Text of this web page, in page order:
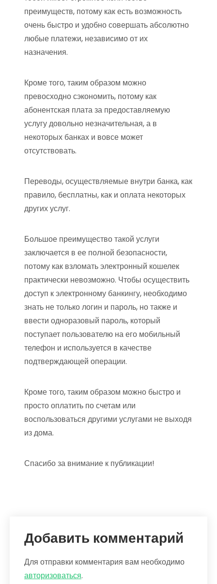
преимуществ, потому как есть возможность
очень быстро и удобно совершать абсолютно
любые платежи, независимо от их
назначения.
Кроме того, таким образом можно
превосходно сэкономить, потому как
абонентская плата за предоставляемую
услугу довольно незначительная, а в
некоторых банках и вовсе может
отсутствовать.
Переводы, осуществляемые внутри банка, как
правило, бесплатны, как и оплата некоторых
других услуг.
Большое преимущество такой услуги
заключается в ее полной безопасности,
потому как взломать электронный кошелек
практически невозможно. Чтобы осуществить
доступ к электронному банкингу, необходимо
знать не только логин и пароль, но также и
ввести одноразовый пароль, который
поступает пользователю на его мобильный
телефон и используется в качестве
подтверждающей операции.
Кроме того, таким образом можно быстро и
просто оплатить по счетам или
воспользоваться другими услугами не выходя
из дома.
Спасибо за внимание к публикации!
Добавить комментарий
Для отправки комментария вам необходимо
авторизоваться.